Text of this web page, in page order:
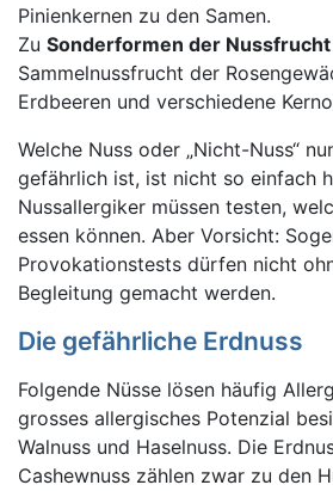
Pinienkernen zu den Samen.
Zu Sonderformen der Nussfrucht
Sammelnussfrucht der
Erdbeeren und verschiedene
Welche Nuss oder „Nicht-Nuss“
gefährlich ist, ist nicht so einfach
Nussallergiker müssen testen,
essen können. Aber Vorsicht:
Provokationstests dürfen nicht
Begleitung gemacht werden.
Die gefährliche Erdnuss
Folgende Nüsse lösen häufig
grosses allergisches Potenzial
Walnuss und Haselnuss. Die
Cashewnuss zählen zwar zu den